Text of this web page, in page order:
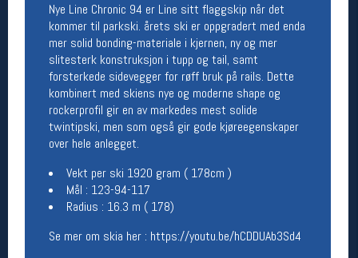
Nye Line Chronic 94 er Line sitt flaggskip når det
kommer til parkski. årets ski er oppgradert med enda
mer solid bonding-materiale i kjernen, ny og mer
slitesterk konstruksjon i tupp og tail, samt
forsterkede sidevegger for røff bruk på rails. Dette
kombinert med skiens nye og moderne shape og
rockerprofil gir en av markedes mest solide
twintipski, men som også gir gode kjøreegenskaper
over hele anlegget.
Vekt per ski 1920 gram ( 178cm )
Mål : 123-94-117
Radius : 16.3 m ( 178)
Se mer om skia her : https://youtu.be/hCDDUAb3Sd4
(telefontid man-fredag klokken 10-13)
Vis i kart
Om oss
Kontakt oss
Åpningstider butikk
Man-Fredag:
11-18
Team Oslo Sportslager